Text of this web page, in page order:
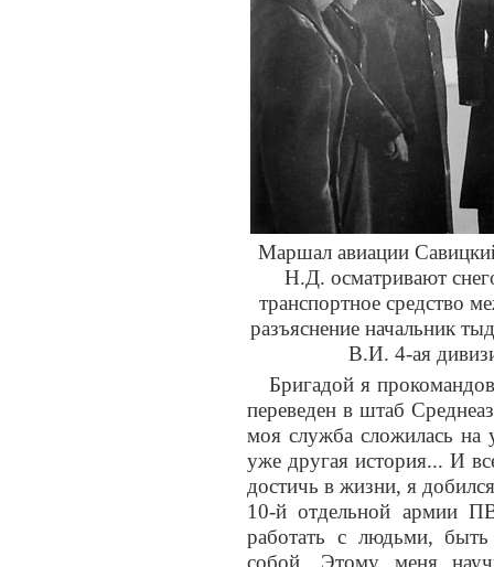
Маршал авиации
Н.Д. осматривают
транспортное средство
разъяснение начальник
В.И. 4-ая
Бригадой я
переведен в штаб
моя служба сложилась на
уже другая история... И
достичь в жизни, я
10-й отдельной армии
работать с людьми,